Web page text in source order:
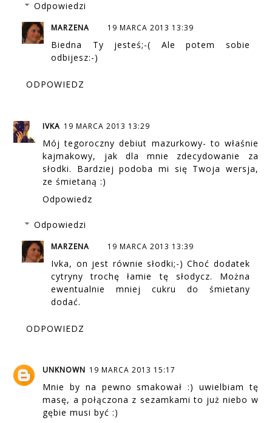
Odpowiedzi
MARZENA 19 MARCA 2013 13:39
Biedna Ty jesteś;-( Ale potem sobie
odbijesz:-)
ODPOWIEDZ
IVKA 19 MARCA 2013 13:29
Mój tegoroczny debiut mazurkowy- to właśnie
kajmakowy, jak dla mnie zdecydowanie za
słodki. Bardziej podoba mi się Twoja wersja,
ze śmietaną :)
Odpowiedz
Odpowiedzi
MARZENA 19 MARCA 2013 13:39
Ivka, on jest równie słodki;-) Choć dodatek
cytryny trochę łamie tę słodycz. Można
ewentualnie mniej cukru do śmietany
dodać.
ODPOWIEDZ
UNKNOWN 19 MARCA 2013 15:17
Mnie by na pewno smakował :) uwielbiam tę
masę, a połączona z sezamkami to już niebo w
gębie musi być :)